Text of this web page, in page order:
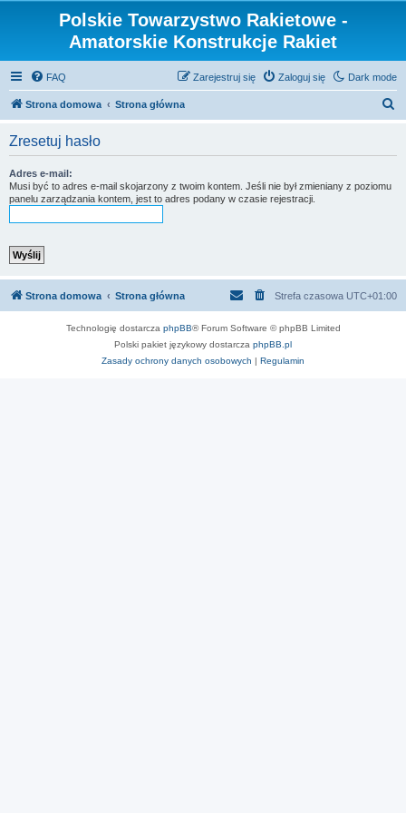
Polskie Towarzystwo Rakietowe -
Amatorskie Konstrukcje Rakiet
Dark mode
FAQ Zaloguj się
Zarejestruj się
Strona domowa Strona główna
Zresetuj hasło
Adres e-mail:
Musi być to adres e-mail skojarzony z twoim kontem. Jeśli nie był zmieniany z poziomu
panelu zarządzania kontem, jest to adres podany w czasie rejestracji.
Strona domowa Strona główna Strefa czasowa UTC+01:00
Technologię dostarcza phpBB® Forum Software © phpBB Limited
Polski pakiet językowy dostarcza phpBB.pl
Zasady ochrony danych osobowych | Regulamin